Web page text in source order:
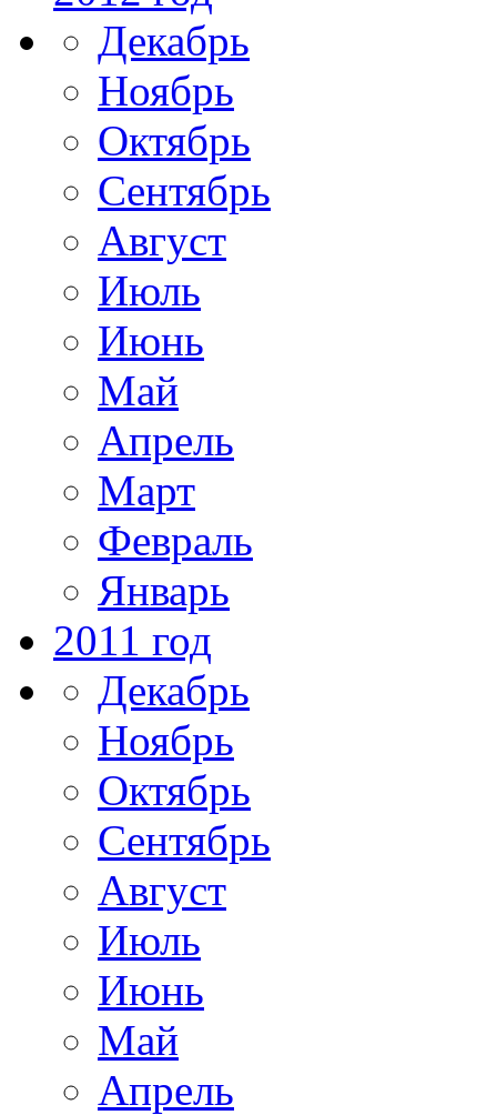
Декабрь
Ноябрь
Октябрь
Сентябрь
Август
Июль
Июнь
Май
Апрель
Март
Февраль
Январь
2011 год
Декабрь
Ноябрь
Октябрь
Сентябрь
Август
Июль
Июнь
Май
Апрель